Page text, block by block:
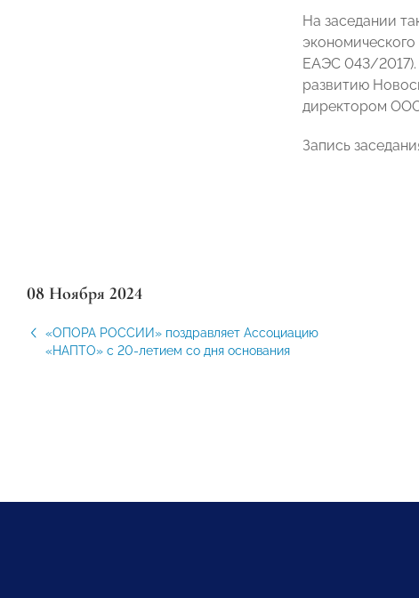
На заседании
ЕАЭС 043/2017).
развитию
директором
Запись
08 Ноября 2024
«ОПОРА РОССИИ» поздравляет Ассоциацию
«НАПТО» с 20-летием со дня основания